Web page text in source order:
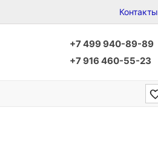
Контакты
+7 499 940-89-89
+7 916 460-55-23